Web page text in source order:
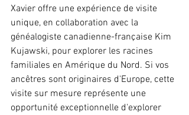
Xavier offre une expérience de visite
unique, en collaboration avec la
généalogiste canadienne-française Kim
Kujawski, pour explorer les racines
familiales en Amérique du Nord. Si vos
ancêtres sont originaires d'Europe, cette
visite sur mesure représente une
opportunité exceptionnelle d'explorer